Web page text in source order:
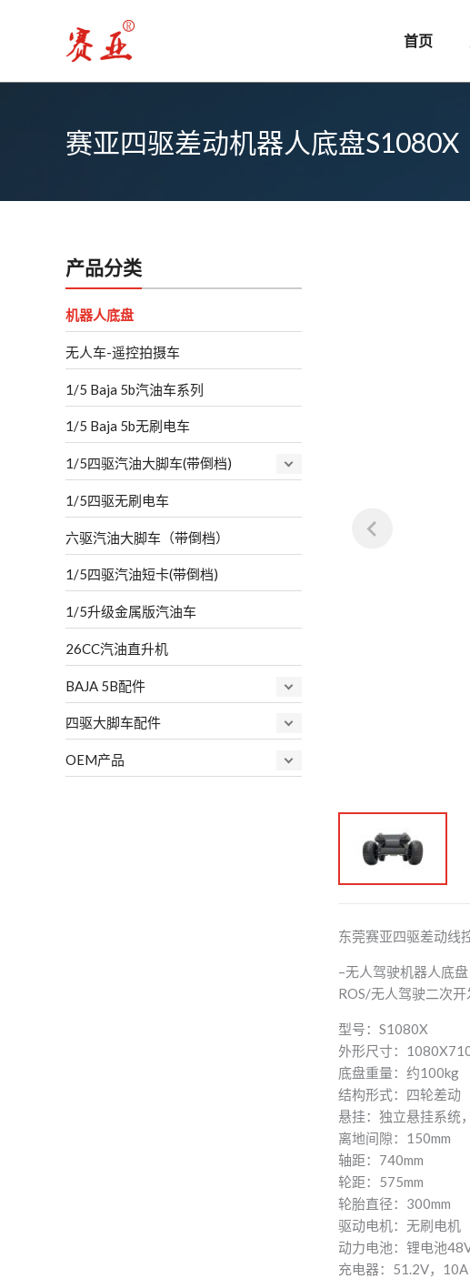
首页
赛亚四驱差动机器人底盘S1080X
产品分类
机器人底盘
无人车-遥控拍摄车
1/5 Baja 5b汽油车系列
1/5 Baja 5b无刷电车
1/5四驱汽油大脚车(带倒档)
1/5四驱无刷电车
六驱汽油大脚车（带倒档）
1/5四驱汽油短卡(带倒档)
1/5升级金属版汽油车
26CC汽油直升机
BAJA 5B配件
四驱大脚车配件
OEM产品
东莞赛亚四驱差动线
–无人驾驶机器人底
ROS/无人驾驶二次开
型号：S1080X
外形尺寸：
底盘重量：约100kg
结构形式：四轮差动
悬挂：独立悬挂系统
离地间隙：150mm
轴距：740mm
轮距：575mm
轮胎直径：300mm
驱动电机：无刷电机
动力电池：锂电池
充电器：51.2V，